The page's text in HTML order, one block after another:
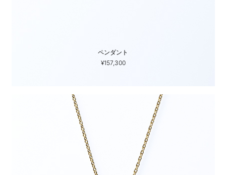
ペンダント
¥157,300